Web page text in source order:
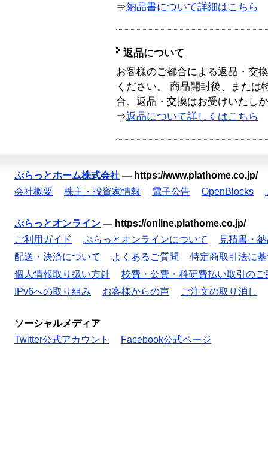
⇒納品書について詳細はこちら
返品について
お客様のご都合による返品・交
ください。 商品開封後、または
合、返品・交換はお受けいたし
⇒返品について詳しくはこちら
ぷらっとホーム株式会社 — https://www.plathome.co.jp/
会社概要
株主・投資家情報 電子公告 OpenBlocks
ぷらっとオンライン — https://online.plathome.co.jp/
ご利用ガイド
ぷらっとオンラインについて
見積書・
配送・決済について
よくあるご質問
特定商取引法に
個人情報取り扱い方針
校費・公費・科研費払い取引のご
IPv6への取り組み
お客様からの声 ご注文の取り消し
ソーシャルメディア
Twitter公式アカウント
Facebook公式ページ